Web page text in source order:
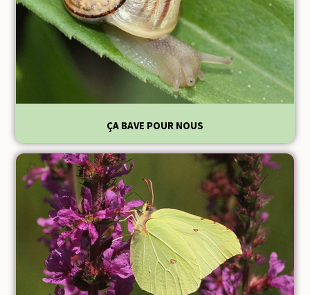
ÇA BAVE POUR NOUS